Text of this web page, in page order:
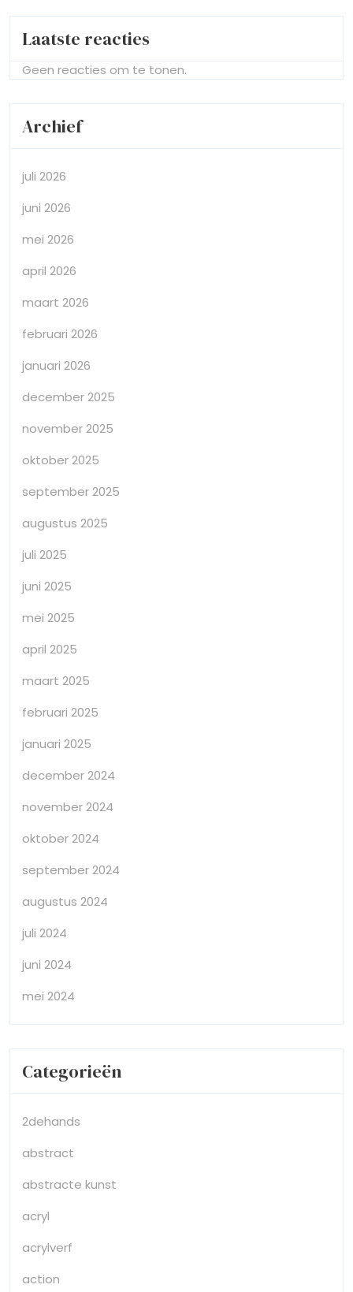
Laatste reacties
Geen reacties om te tonen.
Archief
juli 2026
juni 2026
mei 2026
april 2026
maart 2026
februari 2026
januari 2026
december 2025
november 2025
oktober 2025
september 2025
augustus 2025
juli 2025
juni 2025
mei 2025
april 2025
maart 2025
februari 2025
januari 2025
december 2024
november 2024
oktober 2024
september 2024
augustus 2024
juli 2024
juni 2024
mei 2024
Categorieën
2dehands
abstract
abstracte kunst
acryl
acrylverf
action